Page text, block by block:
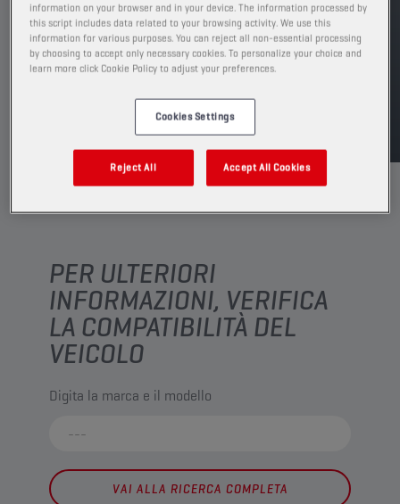
TROVA UN PUNTO VENDITA
TDS MSDS
PER ULTERIORI
INFORMAZIONI, VERIFICA
LA COMPATIBILITÀ DEL
VEICOLO
Digita la marca e il modello
VAI ALLA RICERCA COMPLETA
information on your browser and in your device. The information processed by
this script includes data related to your browsing activity. We use this
information for various purposes. You can reject all non-essential processing
by choosing to accept only necessary cookies. To personalize your choice and
learn more click Cookie Policy to adjust your preferences.
Cookies Settings
Reject All Accept All Cookies